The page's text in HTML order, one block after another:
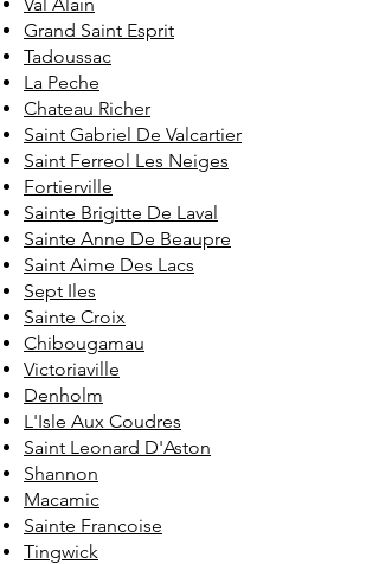
Grand Saint Esprit
Tadoussac
La Peche
Chateau Richer
Saint Gabriel De Valcartier
Saint Ferreol Les Neiges
Fortierville
Sainte Brigitte De Laval
Sainte Anne De Beaupre
Saint Aime Des Lacs
Sept Iles
Sainte Croix
Chibougamau
Victoriaville
Denholm
L'Isle Aux Coudres
Saint Leonard D'Aston
Shannon
Macamic
Sainte Francoise
Tingwick